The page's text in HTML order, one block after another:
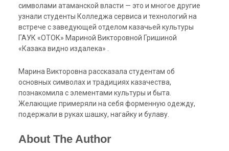
символами атаманской власти — это и многое другие
узнали студенты Колледжа сервиса и технологий на
встрече с заведующей отделом казачьей культуры
ГАУК «ОТОК» Мариной Викторовной Гришиной
«Казака видно издалека» .
Марина Викторовна рассказала студентам об
основных символах и традициях казачества,
познакомила с элементами культуры и быта.
Желающие примеряли на себя форменную одежду,
подержали в руках шашку, нагайку и булаву.
About The Author